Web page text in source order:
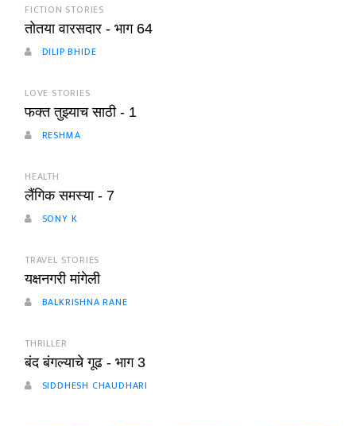
FICTION STORIES
तोतया वारसदार - भाग 64
DILIP BHIDE
LOVE STORIES
फक्त तुझ्याच साठी - 1
RESHMA
HEALTH
लैंगिक समस्या - 7
SONY K
TRAVEL STORIES
यक्षनगरी मांगेली
BALKRISHNA RANE
THRILLER
बंद बंगल्याचे गूढ - भाग 3
SIDDHESH CHAUDHARI